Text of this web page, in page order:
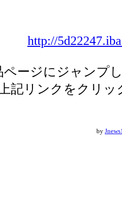
http://
ページにジャンプ
記リンクをクリッ
by